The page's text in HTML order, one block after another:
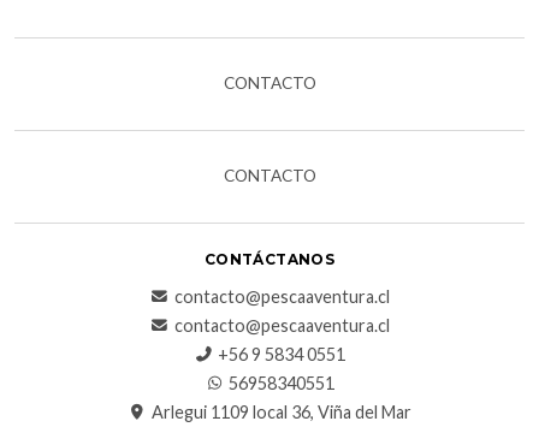
CONTACTO
CONTACTO
CONTÁCTANOS
contacto@pescaaventura.cl
contacto@pescaaventura.cl
+56 9 5834 0551
56958340551
Arlegui 1109 local 36, Viña del Mar